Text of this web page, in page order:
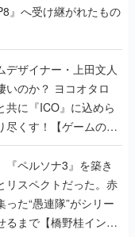
デザイナー・上田文人
いのか？ ヨコオタロ
共に『ICO』に込めら
くす！【ゲームの企
『ペルソナ3』を築き
スペクトだった。赤
た“愚連隊”がシリー
るまで【橋野桂インタ
青春〜